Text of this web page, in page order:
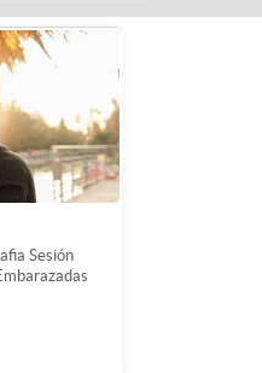
Sesión